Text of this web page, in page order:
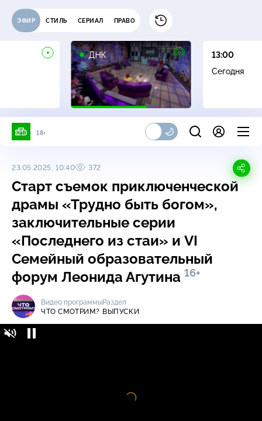
ЭФИР СТИЛЬ СЕРИАЛ ПРАВО
ДНК
16+
13:00
Сегодня
18+
23.05.2025, 10:40 372
Старт съемок приключенческой
драмы «Трудно быть богом»,
заключительные серии
«Последнего из стаи» и VI
Семейный образовательный
форум Леонида Агутина 16+
Видео программы
ЧТО СМОТРИМ?
Раздел
ВЫПУСКИ
Видео